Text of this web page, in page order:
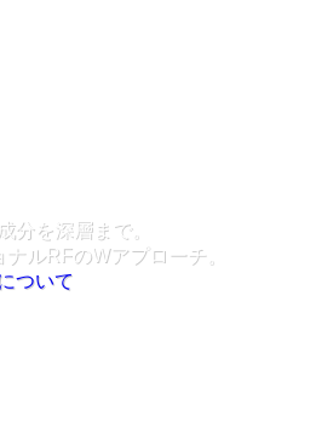
分を深層まで。
ルRFのWアプローチ。
ついて